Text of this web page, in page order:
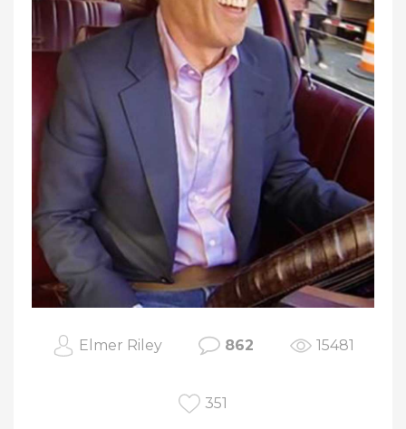
Elmer Riley 862 15481
351